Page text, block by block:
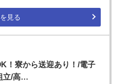
見る
！寮から送迎あり！/電子
立/高…